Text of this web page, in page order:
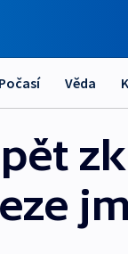
Počasí Věda